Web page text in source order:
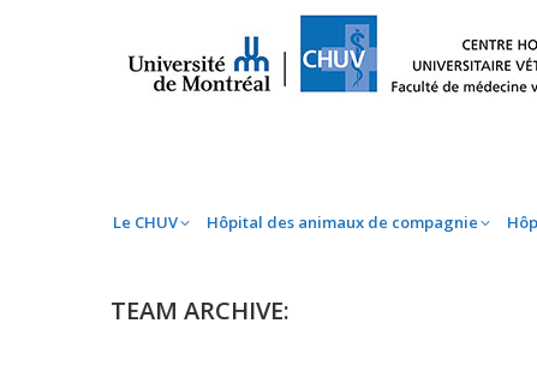
Le CHUV Hôpital des animaux de compagnie
TEAM ARCHIVE:
Le CHUV Hôpital des animaux de